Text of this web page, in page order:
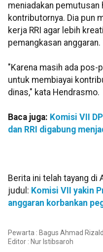
meniadakan pemutusan
kontributornya. Dia pun
kerja RRI agar lebih
pemangkasan anggaran.
"Karena masih ada pos-
untuk membiayai
dinas," kata Hendrasmo.
Baca juga: Komisi VII
dan RRI digabung
Berita ini telah tayang di
judul: Komisi VII yakin
anggaran korbankan
Pewarta : Bagus Ahmad
Editor : Nur Istibsaroh